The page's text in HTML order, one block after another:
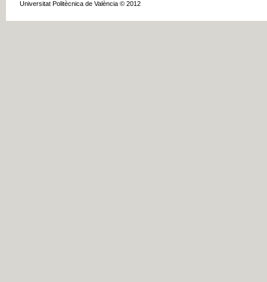
Universitat Politècnica de València © 2012